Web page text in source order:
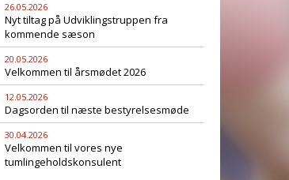
26.05.2026
Nyt tiltag på Udviklingstruppen fra
kommende sæson
20.05.2026
Velkommen til årsmødet 2026
12.05.2026
Dagsorden til næste bestyrelsesmøde
30.04.2026
Velkommen til vores nye
tumlingeholdskonsulent